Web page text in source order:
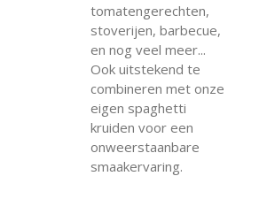
tomatengerechten,
stoverijen, barbecue,
en nog veel meer...
Ook uitstekend te
combineren met onze
eigen spaghetti
kruiden voor een
onweerstaanbare
smaakervaring.